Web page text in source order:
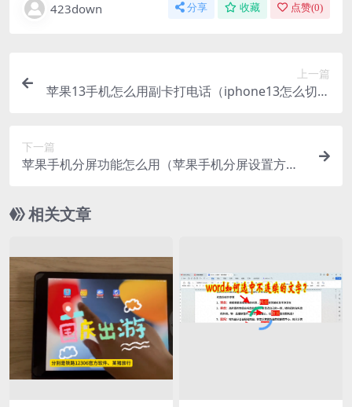
423down 分享 收藏 点赞(0)
上一篇
苹果13手机怎么用副卡打电话（iphone13怎么切换
下一篇
苹果手机分屏功能怎么用（苹果手机分屏设置方
相关文章